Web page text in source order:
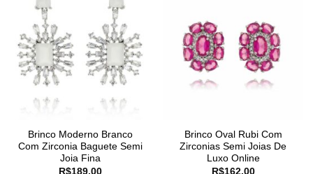
Brinco Moderno Branco
Com Zirconia Baguete Semi
Joia Fina
R$189,00
Brinco Oval Rubi Com
Zirconias Semi Joias De
Luxo Online
R$162,00